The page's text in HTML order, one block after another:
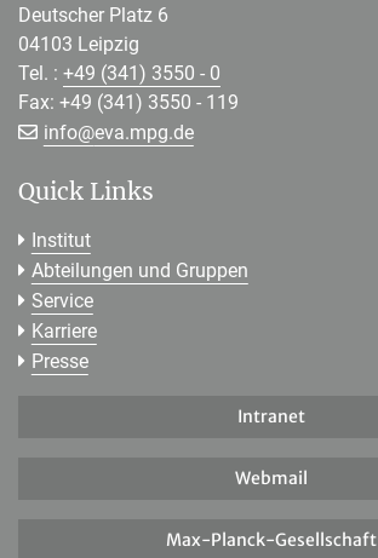
Deutscher Platz 6
04103 Leipzig
Tel. : +49 (341) 3550 - 0
Fax: +49 (341) 3550 - 119
info@[>>> Please remove the text! <<<]
eva.mpg.de
Quick Links
Institut
Abteilungen und Gruppen
Service
Karriere
Presse
Intranet
Webmail
Max-Planck-Gesellschaft